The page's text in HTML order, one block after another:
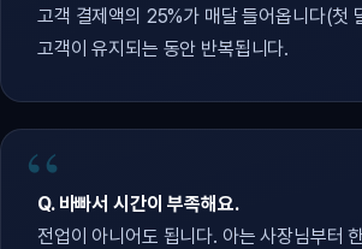
고객 결제액의 25%가 매달 들어옵니다(첫
고객이 유지되는 동안 반복됩니다.
Q. 바빠서 시간이 부족해요.
전업이 아니어도 됩니다. 아는 사장님부터